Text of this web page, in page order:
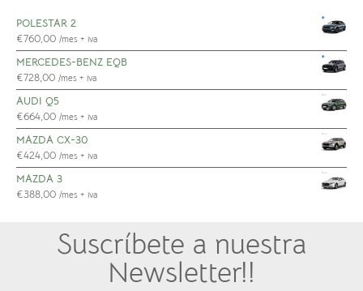
POLESTAR 2
€760,00 /mes + iva
MERCEDES-BENZ EQB
€728,00 /mes + iva
AUDI Q5
€664,00 /mes + iva
MAZDA CX-30
€424,00 /mes + iva
MAZDA 3
€388,00 /mes + iva
Suscríbete a nuestra
Newsletter!!